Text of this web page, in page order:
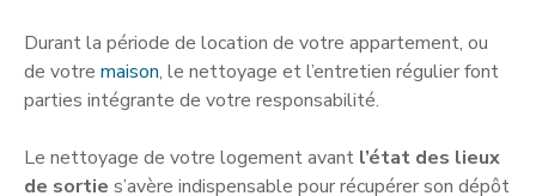
Durant la période de location de votre appartement, ou
de votre maison, le nettoyage et l’entretien régulier font
parties intégrante de votre responsabilité.
Le nettoyage de votre logement avant l’état des lieux
de sortie s’avère indispensable pour récupérer son dépôt